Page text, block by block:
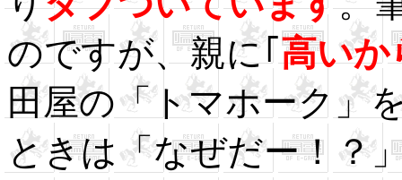
のですが、親に｢高いか
田屋の「トマホーク」
ときは「なぜだー！？